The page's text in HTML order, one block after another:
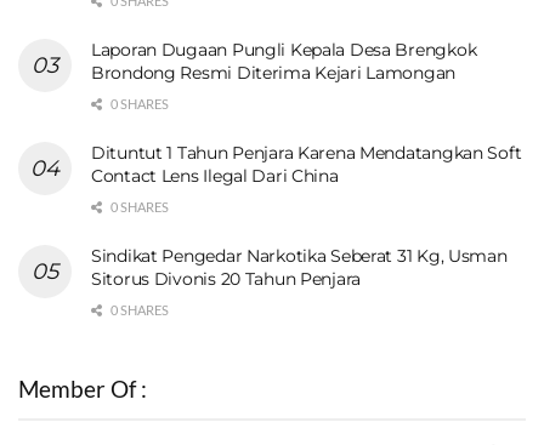
Laporan Dugaan Pungli Kepala Desa Brengkok
Brondong Resmi Diterima Kejari Lamongan
0 SHARES
Dituntut 1 Tahun Penjara Karena Mendatangkan Soft
Contact Lens Ilegal Dari China
0 SHARES
Sindikat Pengedar Narkotika Seberat 31 Kg, Usman
Sitorus Divonis 20 Tahun Penjara
0 SHARES
Member Of :